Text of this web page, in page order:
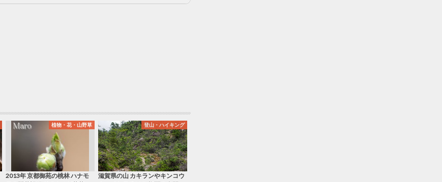
植物・花・山野草
2013年 京都御苑の桃林 ハナモ
登山・ハイキング
滋賀県の山 カキランやキンコウ